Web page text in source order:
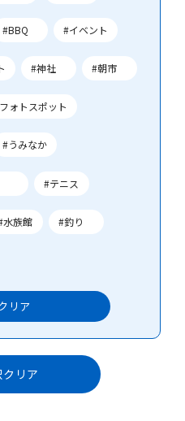
#BBQ #イベント
#神社 #朝市
ォトスポット
#うみなか
#テニス
水族館 #釣り
リア
リア